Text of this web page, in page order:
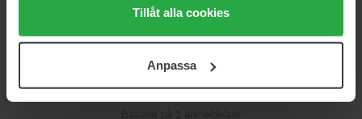
alla cookies, medan du under "Detaljer" kan anpassa
användningen av cookies. Du kan när som helst återkalla
samt vår Integritetspolicy.
Tillåt alla cookies
Anpassa
3